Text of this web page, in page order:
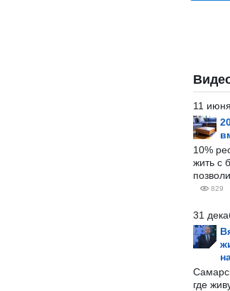
11
10%
жить с
829
31
где